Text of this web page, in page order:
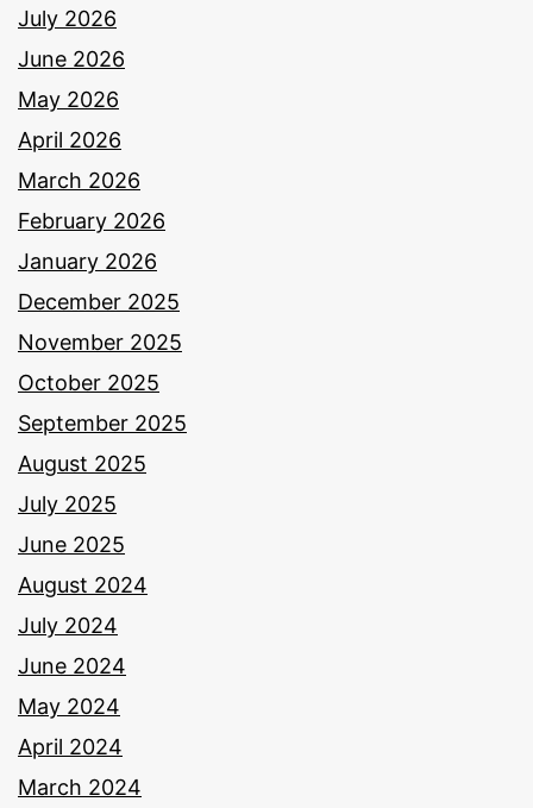
July 2026
June 2026
May 2026
April 2026
March 2026
February 2026
January 2026
December 2025
November 2025
October 2025
September 2025
August 2025
July 2025
June 2025
August 2024
July 2024
June 2024
May 2024
April 2024
March 2024